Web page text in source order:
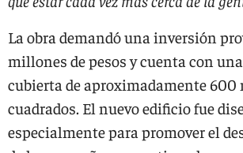
La obra demandó una inversión
millones de pesos y cuenta con
cubierta de aproximadamente 600
cuadrados. El nuevo edificio fue
especialmente para promover el